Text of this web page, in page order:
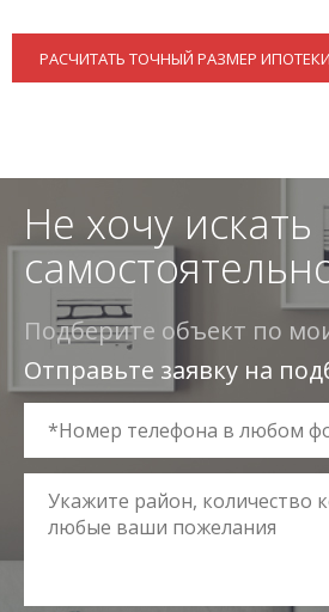
РАСЧИТАТЬ ТОЧНЫЙ РАЗМЕР ИПОТЕКИ
Не хочу искать
Подберите объект по
Отправьте заявку на